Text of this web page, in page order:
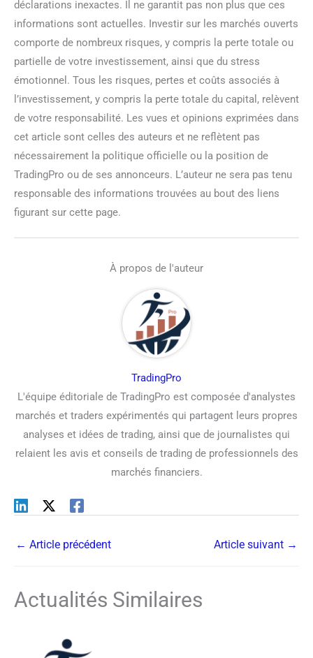
déclarations inexactes. Il ne garantit pas non plus que ces
informations sont actuelles. Investir sur les marchés ouverts
comporte de nombreux risques, y compris la perte totale ou
partielle de votre investissement, ainsi que du stress
émotionnel. Tous les risques, pertes et coûts associés à
l’investissement, y compris la perte totale du capital, relèvent
de votre responsabilité. Les vues et opinions exprimées dans
cet article sont celles des auteurs et ne reflètent pas
nécessairement la politique officielle ou la position de
TradingPro ou de ses annonceurs. L’auteur ne sera pas tenu
responsable des informations trouvées au bout des liens
figurant sur cette page.
À propos de l'auteur
TradingPro
L'équipe éditoriale de TradingPro est composée d'analystes
marchés et traders expérimentés qui partagent leurs propres
analyses et idées de trading, ainsi que de journalistes qui
relaient les avis et conseils de trading de professionnels des
marchés financiers.
← Article précédent Article suivant →
Actualités Similaires